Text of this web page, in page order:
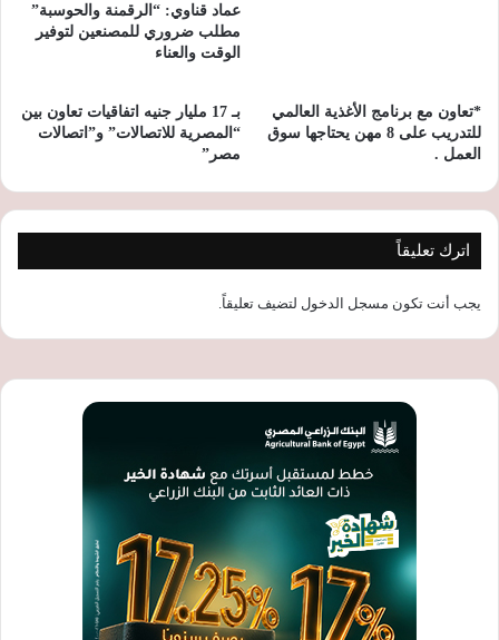
عماد قناوي: “الرقمنة والحوسبة”
مطلب ضروري للمصنعين لتوفير
الوقت والعناء
*تعاون مع برنامج الأغذية العالمي
للتدريب على 8 مهن يحتاجها سوق
العمل .
بـ 17 مليار جنيه اتفاقيات تعاون بين
“المصرية للاتصالات” و”اتصالات
مصر”
اترك تعليقاً
يجب أنت تكون مسجل الدخول لتضيف تعليقاً.